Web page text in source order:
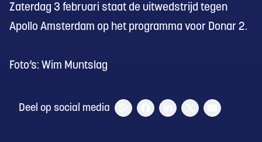
Zaterdag 3 februari staat de uitwedstrijd tegen
Apollo Amsterdam op het programma voor Donar 2.
Foto’s: Wim Muntslag
Deel op social media